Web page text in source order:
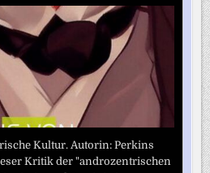
Kultur. Autorin: Perkins
Kritik der "androzentrischen